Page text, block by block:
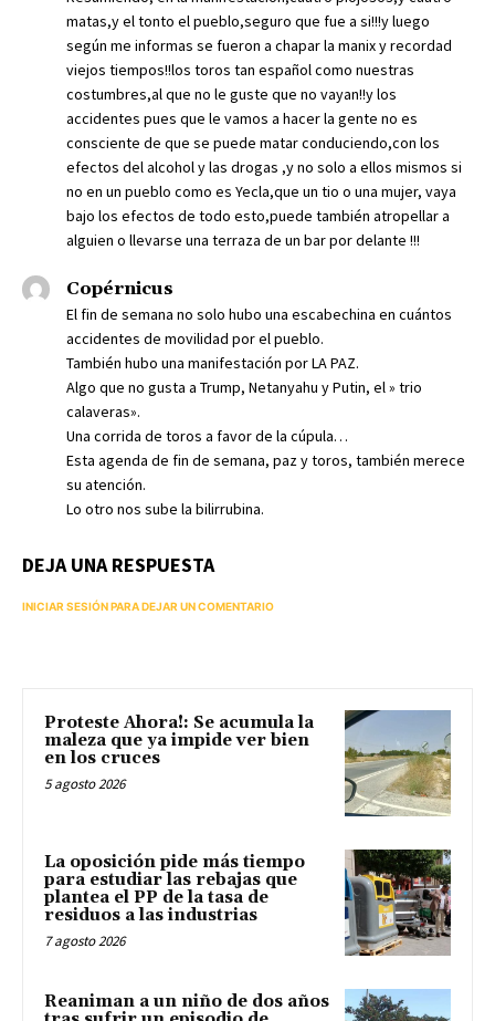
matas,y el tonto el pueblo,seguro que fue a si!!!y luego
según me informas se fueron a chapar la manix y recordad
viejos tiempos!!los toros tan español como nuestras
costumbres,al que no le guste que no vayan!!y los
accidentes pues que le vamos a hacer la gente no es
consciente de que se puede matar conduciendo,con los
efectos del alcohol y las drogas ,y no solo a ellos mismos si
no en un pueblo como es Yecla,que un tio o una mujer, vaya
bajo los efectos de todo esto,puede también atropellar a
alguien o llevarse una terraza de un bar por delante !!!
Copérnicus
El fin de semana no solo hubo una escabechina en cuántos
accidentes de movilidad por el pueblo.
También hubo una manifestación por LA PAZ.
Algo que no gusta a Trump, Netanyahu y Putin, el » trio
calaveras».
Una corrida de toros a favor de la cúpula…
Esta agenda de fin de semana, paz y toros, también merece
su atención.
Lo otro nos sube la bilirrubina.
DEJA UNA RESPUESTA
INICIAR SESIÓN PARA DEJAR UN COMENTARIO
Proteste Ahora!: Se acumula la
maleza que ya impide ver bien
en los cruces
5 agosto 2026
La oposición pide más tiempo
para estudiar las rebajas que
plantea el PP de la tasa de
residuos a las industrias
7 agosto 2026
Reaniman a un niño de dos años